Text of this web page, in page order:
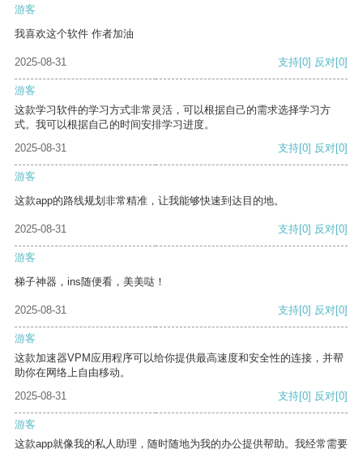
游客
我喜欢这个软件 作者加油
2025-08-31 支持[0] 反对[0]
游客
这款学习软件的学习方式非常灵活，可以根据自己的需求选择学习方
式。我可以根据自己的时间安排学习进度。
2025-08-31
支持[0] 反对[0]
游客
这款app的路线规划非常精准，让我能够快速到达目的地。
2025-08-31 支持[0] 反对[0]
游客
梯子神器，ins随便看，美美哒！
2025-08-31 支持[0] 反对[0]
游客
这款加速器VPM应用程序可以给你提供最高速度和安全性的连接，并帮
助你在网络上自由移动。
2025-08-31
支持[0] 反对[0]
游客
这款app就像我的私人助理，随时随地为我的办公提供帮助。我经常需要